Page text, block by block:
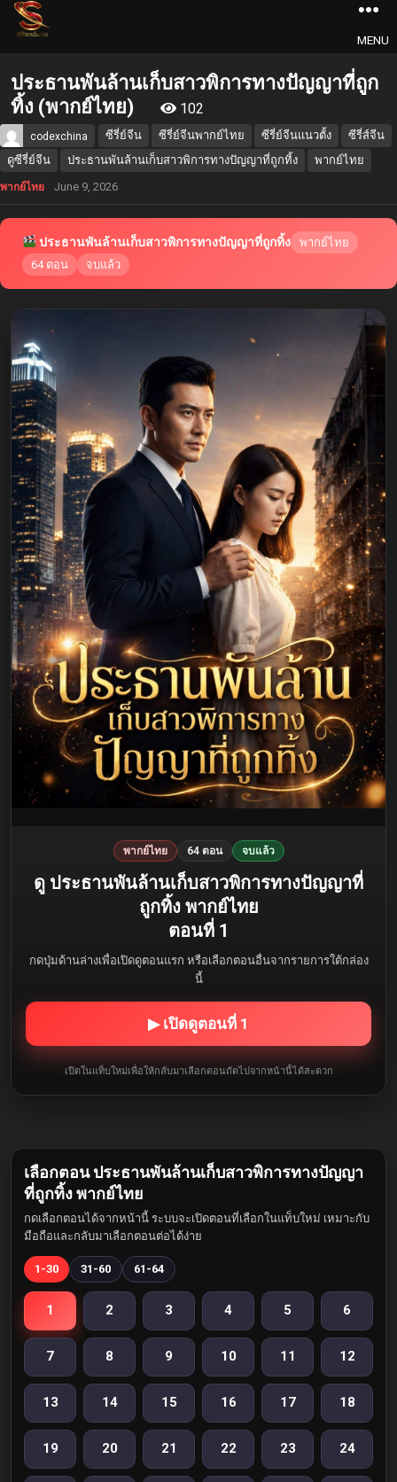
MENU
ประธานพันล้านเก็บสาวพิการทางปัญญาที่ถูก
ทิ้ง (พากย์ไทย)
102
codexchina ซีรี่ย์จีน ซีรี่ย์จีนพากย์ไทย ซีรี่ย์จีนแนวตั้ง
ซีรี่ส์จีน
ดูซีรี่ย์จีน
ประธานพันล้านเก็บสาวพิการทางปัญญาที่ถูกทิ้ง พากย์ไทย
พากย์ไทย June 9, 2026
ประธานพันล้านเก็บสาวพิการทางปัญญาที่ถูกทิ้ง
พากย์ไทย
64 ตอน
จบแล้ว
พากย์ไทย 64 ตอน จบแล้ว
ดู ประธานพันล้านเก็บสาวพิการทางปัญญาที่
ถูกทิ้ง พากย์ไทย
ตอนที่ 1
กดปุ่มด้านล่างเพื่อเปิดดูตอนแรก หรือเลือกตอนอื่นจากรายการใต้กล่อง
นี้
▶ เปิดดูตอนที่ 1
เปิดในแท็บใหม่เพื่อให้กลับมาเลือกตอนถัดไปจากหน้านี้ได้สะดวก
เลือกตอน ประธานพันล้านเก็บสาวพิการทางปัญญา
ที่ถูกทิ้ง พากย์ไทย
กดเลือกตอนได้จากหน้านี้ ระบบจะเปิดตอนที่เลือกในแท็บใหม่ เหมาะกับ
มือถือและกลับมาเลือกตอนต่อได้ง่าย
1-30 31-60 61-64
1 2 3 4 5 6
7 8 9 10 11 12
13 14 15 16 17 18
19 20 21 22 23 24